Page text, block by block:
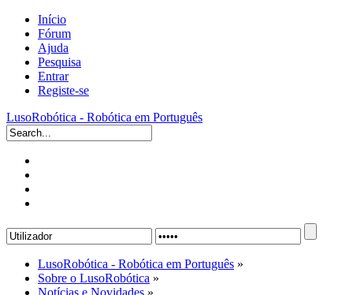
Início
Fórum
Ajuda
Pesquisa
Entrar
Registe-se
LusoRobótica - Robótica em Português
LusoRobótica - Robótica em Português »
Sobre o LusoRobótica »
Notícias e Novidades »